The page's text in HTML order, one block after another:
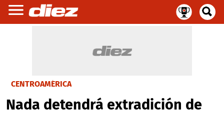
CENTROAMÉRICA
Nada detendrá extradición de